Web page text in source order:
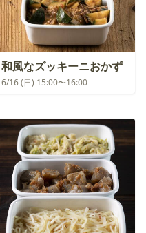
和風なズッキーニおかず
6/16 (日) 15:00〜16:00